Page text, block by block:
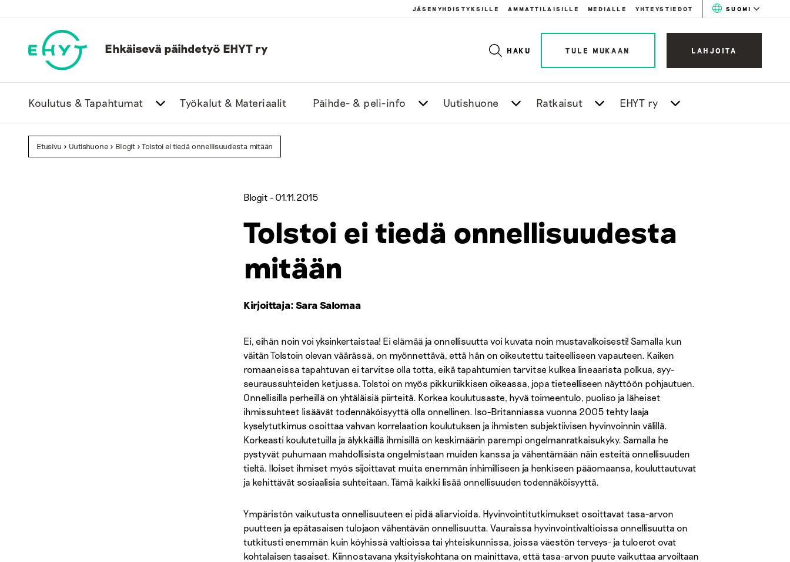
to
JÄSENYHDISTYKSILLE AMMATTILAISILLE MEDIALLE YHTEYSTIEDOT SUOMI
Ehkäisevä päihdetyö EHYT ry HAKU TULE MUKAAN LAHJOITA
Koulutus & Tapahtumat Työkalut & Materiaalit Päihde- & peli-info Uutishuone Ratkaisut EHYT ry
Etusivu > Uutishuone > Blogit >Tolstoi ei tiedä onnellisuudesta mitään
Blogit - 01.11.2015
Tolstoi ei tiedä onnellisuudesta
mitään
Kirjoittaja: Sara Salomaa
Ei, eihän noin voi yksinkertaistaa! Ei elämää ja onnellisuutta voi kuvata noin mustavalkoisesti! Samalla kun
väitän Tolstoin olevan väärässä, on myönnettävä, että hän on oikeutettu taiteelliseen vapauteen. Kaiken
romaaneissa tapahtuvan ei tarvitse olla totta, eikä tapahtumien tarvitse kulkea lineaarista polkua, syy-
seuraussuhteiden ketjussa. Tolstoi on myös pikkuriikkisen oikeassa, jopa tieteelliseen näyttöön pohjautuen.
Onnellisilla perheillä on yhtäläisiä piirteitä. Korkea koulutusaste, hyvä toimeentulo, puoliso ja läheiset
ihmissuhteet lisäävät todennäköisyyttä olla onnellinen. Iso-Britanniassa vuonna 2005 tehty laaja
kyselytutkimus osoittaa vahvan korrelaation koulutuksen ja ihmisten subjektiivisen hyvinvoinnin välillä.
Korkeasti koulutetuilla ja älykkäillä ihmisillä on keskimäärin parempi ongelmanratkaisukyky. Samalla he
pystyvät puhumaan mahdollisista ongelmistaan muiden kanssa ja vähentämään näin esteitä onnellisuuden
tieltä. Iloiset ihmiset myös sijoittavat muita enemmän inhimilliseen ja henkiseen pääomaansa, kouluttautuvat
ja kehittävät sosiaalisia suhteitaan. Tämä kaikki lisää onnellisuuden todennäköisyyttä.
Ympäristön vaikutusta onnellisuuteen ei pidä aliarvioida. Hyvinvointitutkimukset osoittavat tasa-arvon
puutteen ja epätasaisen tulojaon vähentävän onnellisuutta. Vauraissa hyvinvointivaltioissa onnellisuutta on
tutkitusti enemmän kuin köyhissä valtioissa tai yhteiskunnissa, joissa väestön terveys- ja tuloerot ovat
kohtalaisen tasaiset. Kiinnostavana yksityiskohtana on mainittava, että tasa-arvon puute vaikuttaa arvoiltaan